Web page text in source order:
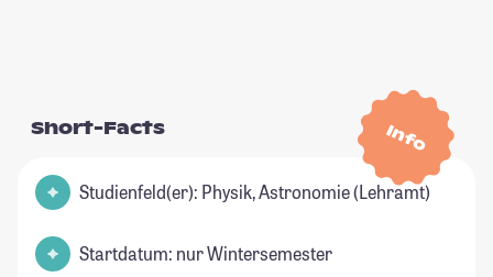
Info
Short-Facts
Studienfeld(er): Physik, Astronomie (Lehramt)
Startdatum: nur Wintersemester